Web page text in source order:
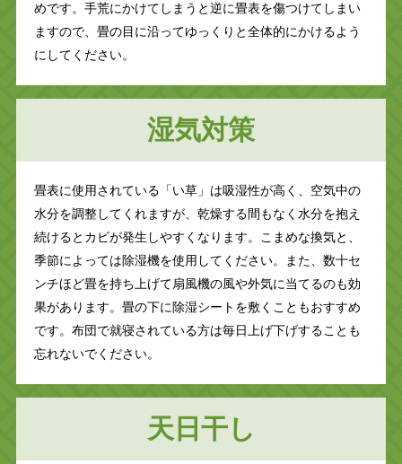
めです。手荒にかけてしまうと逆に畳表を傷つけてしまい
ますので、畳の目に沿ってゆっくりと全体的にかけるよう
にしてください。
湿気対策
畳表に使用されている「い草」は吸湿性が高く、空気中の
水分を調整してくれますが、乾燥する間もなく水分を抱え
続けるとカビが発生しやすくなります。こまめな換気と、
季節によっては除湿機を使用してください。また、数十セ
ンチほど畳を持ち上げて扇風機の風や外気に当てるのも効
果があります。畳の下に除湿シートを敷くこともおすすめ
です。布団で就寝されている方は毎日上げ下げすることも
忘れないでください。
天日干し